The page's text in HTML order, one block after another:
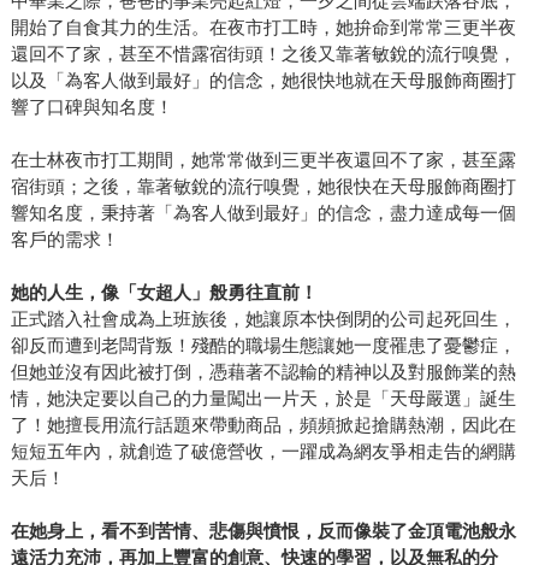
開始了自食其力的生活。在夜市打工時，她拚命到常常三更半夜
還回不了家，甚至不惜露宿街頭！之後又靠著敏銳的流行嗅覺，
以及「為客人做到最好」的信念，她很快地就在天母服飾商圈打
響了口碑與知名度！
在士林夜市打工期間，她常常做到三更半夜還回不了家，甚至露
宿街頭；之後，靠著敏銳的流行嗅覺，她很快在天母服飾商圈打
響知名度，秉持著「為客人做到最好」的信念，盡力達成每一個
客戶的需求！
她的人生，像「女超人」般勇往直前！
正式踏入社會成為上班族後，她讓原本快倒閉的公司起死回生，
卻反而遭到老闆背叛！殘酷的職場生態讓她一度罹患了憂鬱症，
但她並沒有因此被打倒，憑藉著不認輸的精神以及對服飾業的熱
情，她決定要以自己的力量闖出一片天，於是「天母嚴選」誕生
了！她擅長用流行話題來帶動商品，頻頻掀起搶購熱潮，因此在
短短五年內，就創造了破億營收，一躍成為網友爭相走告的網購
天后！
在她身上，看不到苦情、悲傷與憤恨，反而像裝了金頂電池般永
遠活力充沛，再加上豐富的創意、快速的學習，以及無私的分